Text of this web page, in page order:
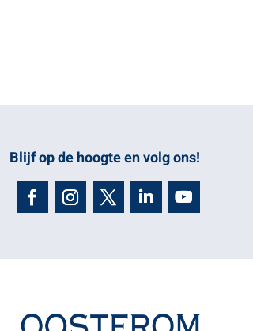
Blijf op de hoogte en volg ons!